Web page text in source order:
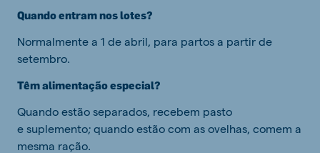
Quando entram nos lotes?
Normalmente a 1 de abril, para partos a partir de
setembro.
Têm alimentação especial?
Quando estão separados, recebem pasto
e suplemento; quando estão com as ovelhas, comem a
mesma ração.